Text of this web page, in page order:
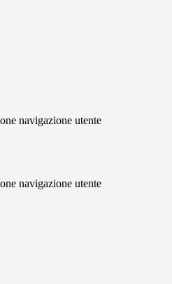
navigazione utente
navigazione utente